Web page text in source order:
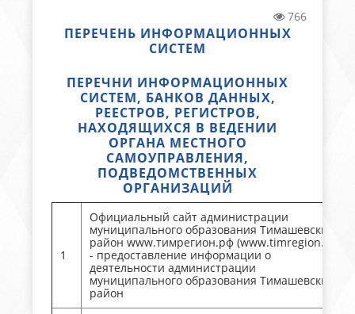
766
ПЕРЕЧЕНЬ ИНФОРМАЦИОННЫХ
СИСТЕМ
ПЕРЕЧНИ ИНФОРМАЦИОННЫХ
СИСТЕМ, БАНКОВ ДАННЫХ,
РЕЕСТРОВ, РЕГИСТРОВ,
НАХОДЯЩИХСЯ В ВЕДЕНИИ
ОРГАНА МЕСТНОГО
САМОУПРАВЛЕНИЯ,
ПОДВЕДОМСТВЕННЫХ
ОРГАНИЗАЦИЙ
1
Официальный сайт администрации
муниципального образования Тимашевский
район www.тимрегион.рф (www.timregion.ru)
- предоставление информации о
деятельности администрации
муниципального образования Тимашевский
район